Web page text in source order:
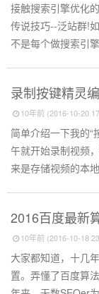
接触搜索引擎优化
传说技巧--泛站群!
不是每个做搜索引
录制按键精灵
10年前 (2016-10-20
简单介绍一下我的“
午就开始录制视频
来是存储视频的本
2016百度最新
10年前 (2016-10-18
大家都知道，十几
置。弄懂了百度算